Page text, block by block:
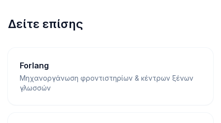
Δείτε επίσης
Forlang
Μηχανοργάνωση φροντιστηρίων & κέντρων ξένων
γλωσσών